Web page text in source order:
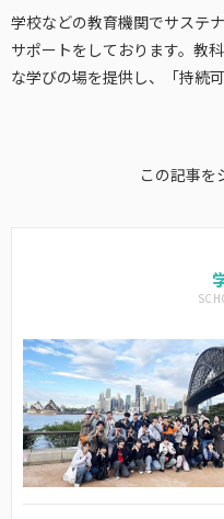
学校などの教育機関でサステ
サポートをしております。教
な学びの場を提供し、「持続
この記事を